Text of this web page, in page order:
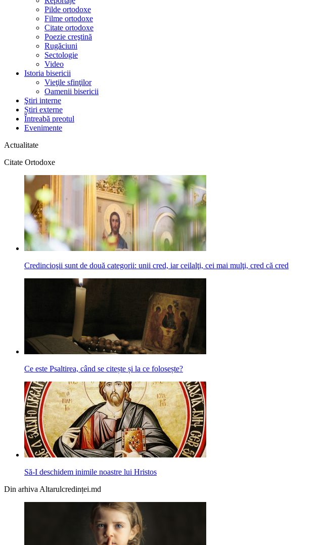
Pilde ortodoxe
Filme ortodoxe
Citate ortodoxe
Poezie creştină
Rugăciuni
Sectologie
Video
Istoria bisericii
Vieţile sfinţilor
Oamenii bisericii
Ştiri interne
Știri externe
Întreabă preotul
Evenimente
Actualitate
Citate Ortodoxe
Credincioşii sunt de două categorii: unii cred, iar ceilalţi, cei mai mulţi, cred că cred
Ce este Psaltirea, când se citește și la ce folosește?
Să-I deschidem inimile noastre lui Hristos
Din arhiva Altarulcredinței.md